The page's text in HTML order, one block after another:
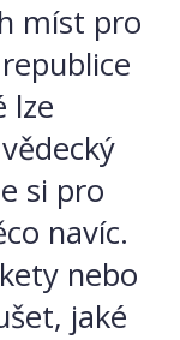
míst pro
lze
si pro
navíc.
nebo
jaké